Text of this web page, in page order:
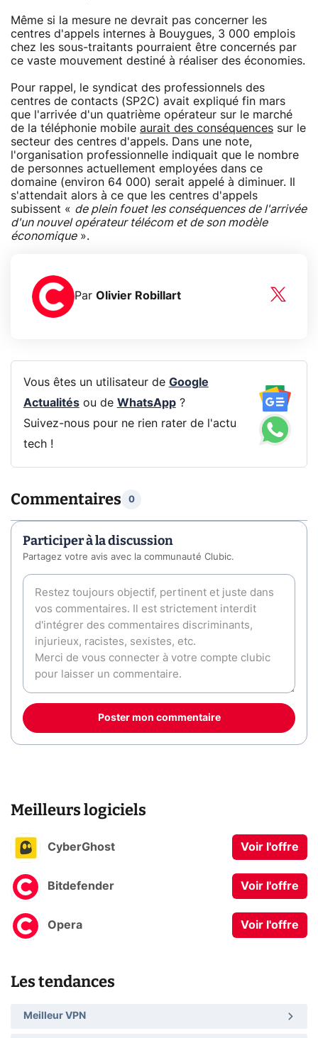
Même si la mesure ne devrait pas concerner les
centres d'appels internes à Bouygues, 3 000 emplois
chez les sous-traitants pourraient être concernés par
ce vaste mouvement destiné à réaliser des économies.
Pour rappel, le syndicat des professionnels des
centres de contacts (SP2C) avait expliqué fin mars
que l'arrivée d'un quatrième opérateur sur le marché
de la téléphonie mobile aurait des conséquences sur le
secteur des centres d'appels. Dans une note,
l'organisation professionnelle indiquait que le nombre
de personnes actuellement employées dans ce
domaine (environ 64 000) serait appelé à diminuer. Il
s'attendait alors à ce que les centres d'appels
subissent « de plein fouet les conséquences de l'arrivée
d'un nouvel opérateur télécom et de son modèle
économique».
Par Olivier Robillart
Vous êtes un utilisateur de Google
Actualitésou de WhatsApp?
Suivez-nous pour ne rien rater de l'actu
tech !
Commentaires 0
Participer à la discussion
Partagez votre avis avec la communauté Clubic.
Poster mon commentaire
Meilleurs logiciels
CyberGhost Voir l'offre
Bitdefender Voir l'offre
Opera Voir l'offre
Les tendances
Meilleur VPN